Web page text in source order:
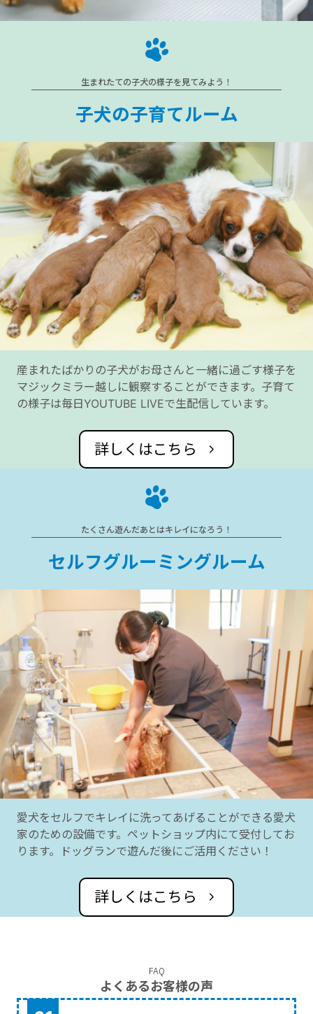
生まれたての子犬の様子を見てみよう！
子犬の子育てルーム
産まれたばかりの子犬がお母さんと一緒に過ごす様子を
マジックミラー越しに観察することができます。子育て
の様子は毎日YOUTUBE LIVEで生配信しています。
詳しくはこちら
たくさん遊んだあとはキレイになろう！
セルフグルーミングルーム
愛犬をセルフでキレイに洗ってあげることができる愛犬
家のための設備です。ペットショップ内にて受付してお
ります。ドッグランで遊んだ後にご活用ください！
詳しくはこちら
FAQ
よくあるお客様の声